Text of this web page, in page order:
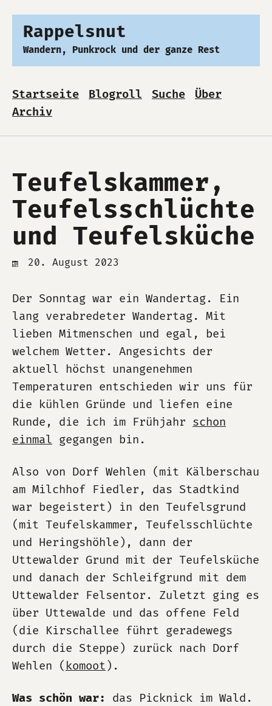
Rappelsnut
Wandern, Punkrock und der ganze Rest
Startseite Blogroll Suche
Über
Archiv
Teufelskammer,
Teufelsschlüchte
und Teufelsküche
20. August 2023
Der Sonntag war ein Wandertag. Ein
lang verabredeter Wandertag. Mit
lieben Mitmenschen und egal, bei
welchem Wetter. Angesichts der
aktuell höchst unangenehmen
Temperaturen entschieden wir uns für
die kühlen Gründe und liefen eine
Runde, die ich im Frühjahr schon
einmal gegangen bin.
Also von Dorf Wehlen (mit Kälberschau
am Milchhof Fiedler, das Stadtkind
war begeistert) in den Teufelsgrund
(mit Teufelskammer, Teufelsschlüchte
und Heringshöhle), dann der
Uttewalder Grund mit der Teufelsküche
und danach der Schleifgrund mit dem
Uttewalder Felsentor. Zuletzt ging es
über Uttewalde und das offene Feld
(die Kirschallee führt geradewegs
durch die Steppe) zurück nach Dorf
Wehlen ( komoot ).
Was schön war:
das Picknick im Wald.